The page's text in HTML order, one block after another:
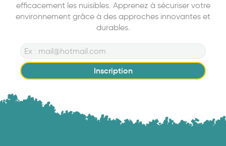
efficacement les nuisibles. Apprenez à sécuriser votre
environnement grâce à des approches innovantes et
durables.
Inscription